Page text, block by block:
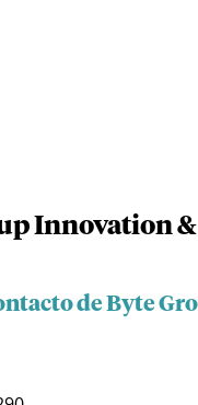
Innovation
de Byte